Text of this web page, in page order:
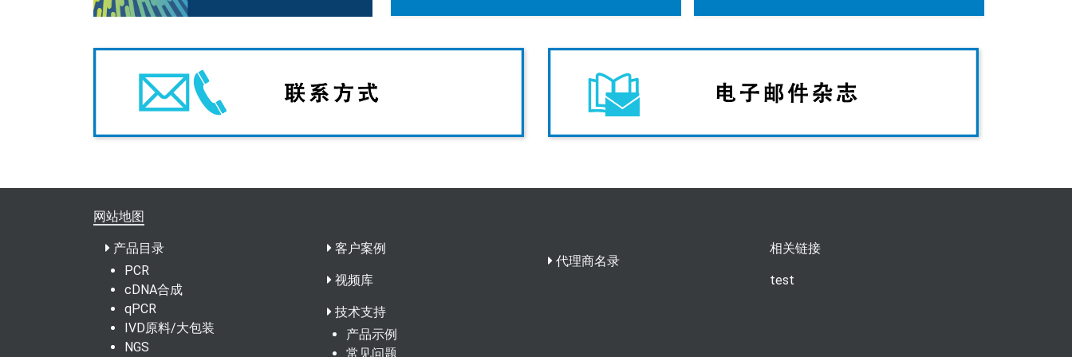
网站地图
产品目录
PCR
cDNA合成
qPCR
IVD原料/大包装
NGS
客户案例
视频库
技术支持
产品示例
常见问题
代理商名录
相关链接
test